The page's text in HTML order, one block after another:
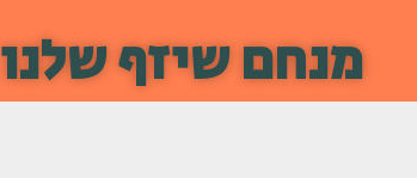
מנחם שיזף שלנו